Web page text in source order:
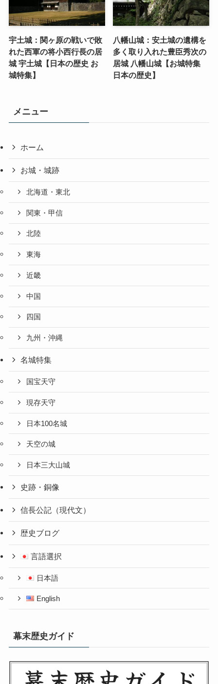
宇土城：関ヶ原の戦いで敗
れた西軍の将小西行長の居
城 宇土城【日本の歴史 お
城特集】
八幡山城：安土城の遺構を
多く取り入れた豊臣秀次の
居城 八幡山城【お城特集
日本の歴史】
メニュー
ホーム
お城・城跡
北海道・東北
関東・甲信
北陸
東海
近畿
中国
四国
九州・沖縄
名城特集
国宝天守
現存天守
日本100名城
天空の城
日本三大山城
史跡・銅像
信長公記（現代文）
歴史ブログ
言語選択
日本語
English
幕末歴史ガイド